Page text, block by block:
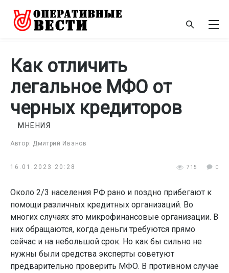
Как отличить
легальное МФО от
черных кредиторов
Автор: Дмитрий Иванов
МНЕНИЯ
16.01.2023 20:28 715 0
Около 2/3 населения РФ рано и поздно прибегают к
помощи различных кредитных организаций. Во
многих случаях это микрофинансовые организации. В
них обращаются, когда деньги требуются прямо
сейчас и на небольшой срок. Но как бы сильно не
нужны были средства эксперты советуют
предварительно проверить МФО. В противном случае